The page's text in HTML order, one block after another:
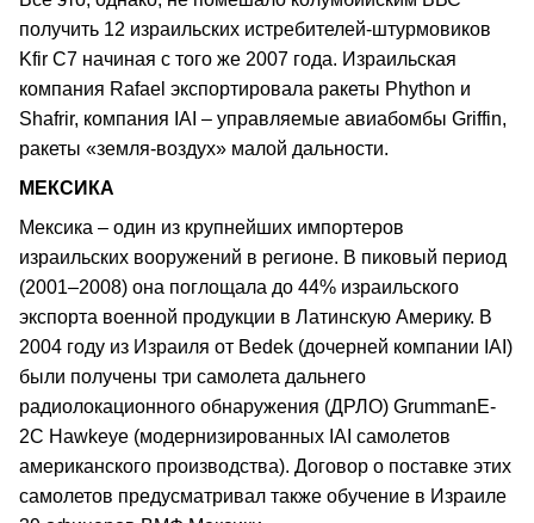
получить 12 израильских истребителей-штурмовиков
Kfir C7 начиная с того же 2007 года. Израильская
компания Rafael экспортировала ракеты Phython и
Shafrir, компания IAI – управляемые авиабомбы Griffin,
ракеты «земля-воздух» малой дальности.
МЕКСИКА
Мексика – один из крупнейших импортеров
израильских вооружений в регионе. В пиковый период
(2001–2008) она поглощала до 44% израильского
экспорта военной продукции в Латинскую Америку. В
2004 году из Израиля от Bedek (дочерней компании IAI)
были получены три самолета дальнего
радиолокационного обнаружения (ДРЛО) GrummanE-
2C Hawkeye (модернизированных IAI самолетов
американского производства). Договор о поставке этих
самолетов предусматривал также обучение в Израиле